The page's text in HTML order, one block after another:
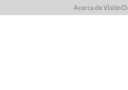
to
Acerca de Visión